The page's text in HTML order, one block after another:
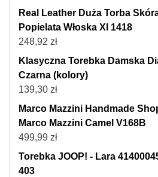
Real Leather Duża Torba
Popielata Włoska Xl 1418
248,92 zł
Klasyczna Torebka Damska
Czarna (kolory)
139,30 zł
Marco Mazzini Handmade
Marco Mazzini Camel V168B
499,99 zł
Torebka JOOP! - Lara
403